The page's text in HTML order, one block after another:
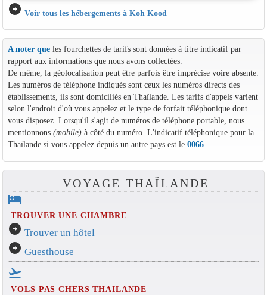
arrow_circle_right Voir tous les hébergements à Koh Kood
A noter queles fourchettes de tarifs sont données à titre indicatif par
rapport aux informations que nous avons collectées.
De même, la géolocalisation peut être parfois être imprécise voire absente.
Les numéros de téléphone indiqués sont ceux les numéros directs des
établissements, ils sont domiciliés en Thaïlande. Les tarifs d'appels varient
selon l'endroit d'où vous appelez et le type de forfait téléphonique dont
vous disposez. Lorsqu'il s'agit de numéros de téléphone portable, nous
mentionnons (mobile)à côté du numéro. L'indicatif téléphonique pour la
Thaïlande si vous appelez depuis un autre pays est le 0066.
VOYAGE THAÏLANDE
hotel
TROUVER UNE CHAMBRE
arrow_circle_right Trouver un hôtel
arrow_circle_right Guesthouse
flight_takeoff
VOLS PAS CHERS THAILANDE